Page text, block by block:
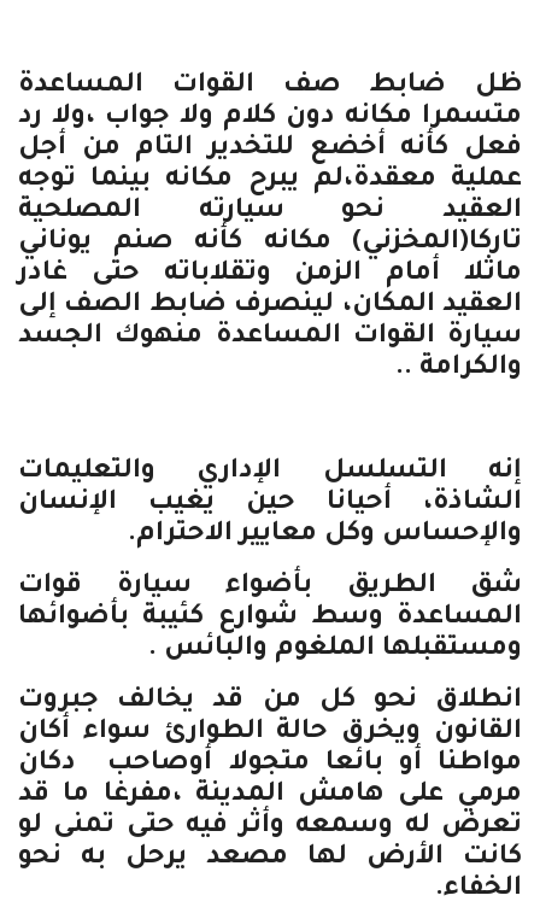
ظل ضابط صف القوات المساعدة
متسمرا مكانه دون كلام ولا جواب ،ولا رد
فعل كأنه أخضع للتخدير التام من أجل
عملية معقدة،لم يبرح مكانه بينما توجه
العقيد نحو سيارته المصلحية
تاركا(المخزني) مكانه كأنه صنم يوناني
ماثلا أمام الزمن وتقلاباته حتى غادر
العقيد المكان، لينصرف ضابط الصف إلى
سيارة القوات المساعدة منهوك الجسد
والكرامة ..
إنه التسلسل الإداري والتعليمات
الشاذة، أحيانا حين يغيب الإنسان
والإحساس وكل معايير الاحترام.
شق الطريق بأضواء سيارة قوات
المساعدة وسط شوارع كئيبة بأضوائها
ومستقبلها الملغوم والبائس .
انطلاق نحو كل من قد يخالف جبروت
القانون ويخرق حالة الطوارئ سواء أكان
مواطنا أو بائعا متجولا أوصاحب دكان
مرمي على هامش المدينة ،مفرغا ما قد
تعرض له وسمعه وأثر فيه حتى تمنى لو
كانت الأرض لها مصعد يرحل به نحو
الخفاء.